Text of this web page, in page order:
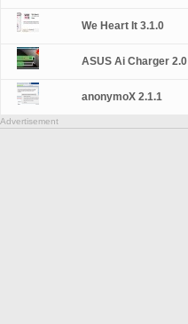
We Heart It 3.1.0
ASUS Ai Charger 2.0
anonymoX 2.1.1
Advertisement